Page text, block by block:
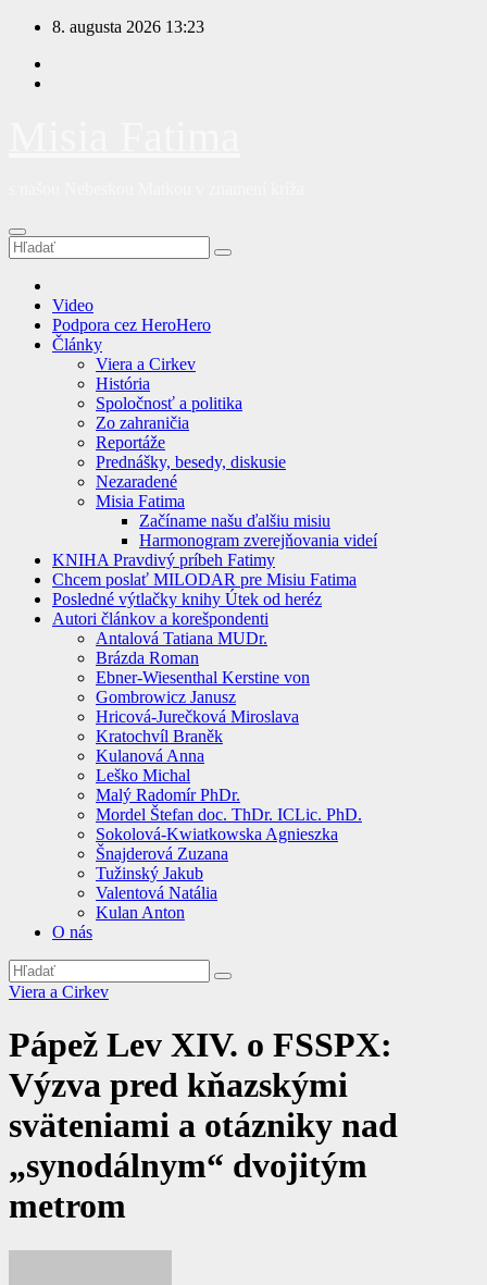
Prejsť
obsah
8. augusta 2026 13:23
Video
Podpora cez HeroHero
Články
Viera a Cirkev
História
Spoločnosť a politika
Zo zahraničia
Reportáže
Prednášky, besedy, diskusie
Nezaradené
Misia Fatima
Začíname našu ďalšiu misiu
Harmonogram zverejňovania videí
KNIHA Pravdivý príbeh Fatimy
Chcem poslať MILODAR pre Misiu Fatima
Posledné výtlačky knihy Útek od heréz
Autori článkov a korešpondenti
Antalová Tatiana MUDr.
Brázda Roman
Ebner-Wiesenthal Kerstine von
Gombrowicz Janusz
Hricová-Jurečková Miroslava
Kratochvíl Braněk
Kulanová Anna
Leško Michal
Malý Radomír PhDr.
Mordel Štefan doc. ThDr. ICLic. PhD.
Sokolová-Kwiatkowska Agnieszka
Šnajderová Zuzana
Tužinský Jakub
Valentová Natália
Kulan Anton
O nás
Viera a Cirkev
Pápež Lev XIV. o FSSPX:
Výzva pred kňazskými
sväteniami a otázniky nad
„synodálnym“ dvojitým
metrom